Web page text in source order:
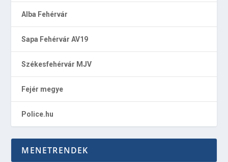
Alba Fehérvár
Sapa Fehérvár AV19
Székesfehérvár MJV
Fejér megye
Police.hu
MENETRENDEK